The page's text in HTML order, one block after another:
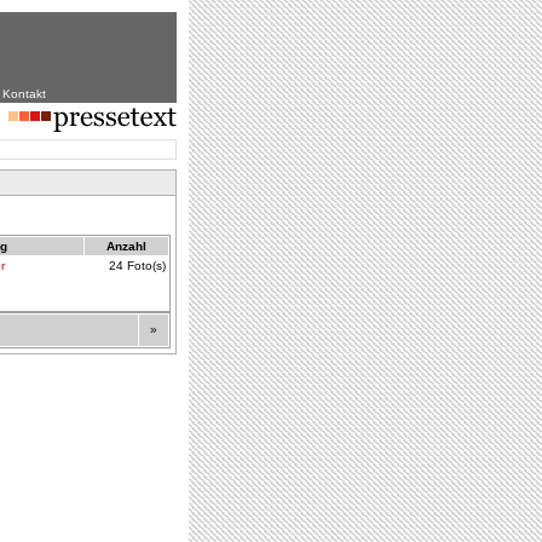
Kontakt
Anzahl
24 Foto(s)
»